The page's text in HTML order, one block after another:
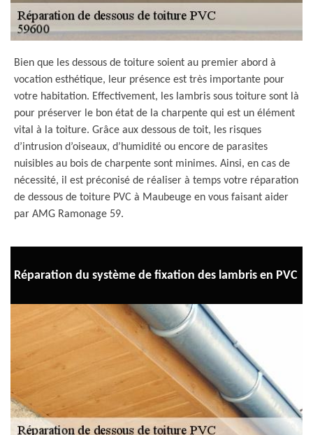
Bien que les dessous de toiture soient au premier abord à
vocation esthétique, leur présence est très importante pour
votre habitation. Effectivement, les lambris sous toiture sont là
pour préserver le bon état de la charpente qui est un élément
vital à la toiture. Grâce aux dessous de toit, les risques
d’intrusion d’oiseaux, d’humidité ou encore de parasites
nuisibles au bois de charpente sont minimes. Ainsi, en cas de
nécessité, il est préconisé de réaliser à temps votre réparation
de dessous de toiture PVC à Maubeuge en vous faisant aider
par AMG Ramonage 59.
Réparation du système de fixation des lambris en PVC